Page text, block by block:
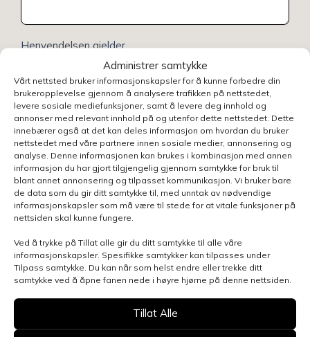
Administrer samtykke
Vårt nettsted bruker informasjonskapsler for å kunne forbedre din
brukeropplevelse gjennom å analysere trafikken på nettstedet,
levere sosiale mediefunksjoner, samt å levere deg innhold og
annonser med relevant innhold på og utenfor dette nettstedet. Dette
innebærer også at det kan deles informasjon om hvordan du bruker
nettstedet med våre partnere innen sosiale medier, annonsering og
analyse. Denne informasjonen kan brukes i kombinasjon med annen
informasjon du har gjort tilgjengelig gjennom samtykke for bruk til
blant annet annonsering og tilpasset kommunikasjon. Vi bruker bare
de data som du gir ditt samtykke til, med unntak av nødvendige
informasjonskapsler som må være til stede for at vitale funksjoner på
nettsiden skal kunne fungere.
Ved å trykke på Tillat alle gir du ditt samtykke til alle våre
informasjonskapsler. Spesifikke samtykker kan tilpasses under
Tilpass samtykke. Du kan når som helst endre eller trekke ditt
samtykke ved å åpne fanen nede i høyre hjørne på denne nettsiden.
Tillat Alle
Henvendelsen gjelder
Velg avdeling
Send skjema
AVD. ØST